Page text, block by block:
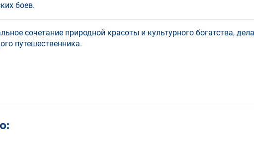
боев.
сочетание природной красоты и культурного богатства,
путешественника.